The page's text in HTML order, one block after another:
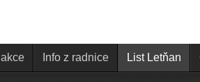
Info z radnice List Letňan